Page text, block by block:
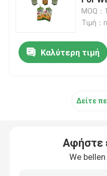
Θήκη συσκευασίας
Τοποθετημένοι σε
Σακούλες
MOQ
Τιμή：
Καλύτερη τιμή
Δείτε
Αφήστε
We